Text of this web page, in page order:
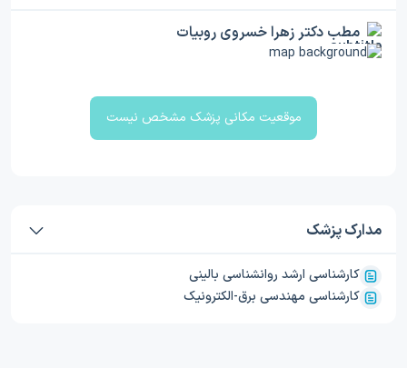
مطب دکتر زهرا خسروی روبیات
موقعیت مکانی پزشک مشخص نیست
مدارک پزشک
کارشناسی ارشد روانشناسی بالینی
کارشناسی مهندسی برق-الکترونیک